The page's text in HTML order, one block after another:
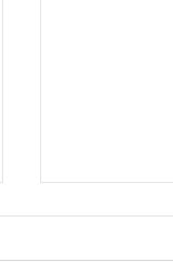
XXXIII
XXXIII es